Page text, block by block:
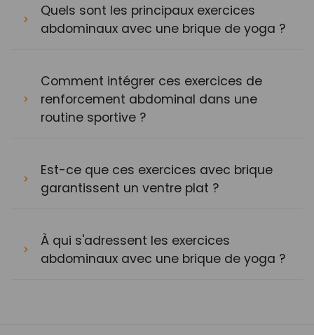
Quels sont les principaux exercices
abdominaux avec une brique de yoga ?
Comment intégrer ces exercices de
renforcement abdominal dans une
routine sportive ?
Est-ce que ces exercices avec brique
garantissent un ventre plat ?
À qui s'adressent les exercices
abdominaux avec une brique de yoga ?